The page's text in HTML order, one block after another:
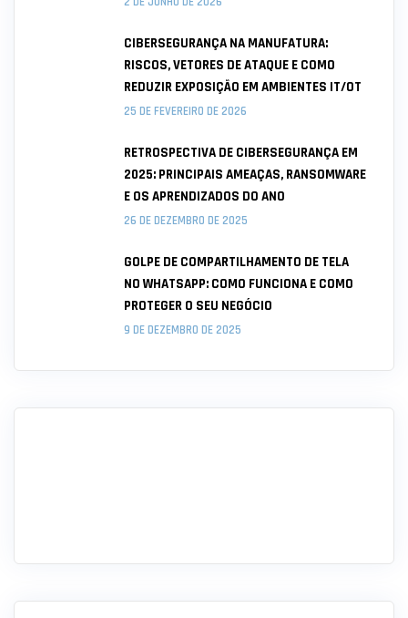
CIBERSEGURANÇA NA MANUFATURA:
RISCOS, VETORES DE ATAQUE E COMO
REDUZIR EXPOSIÇÃO EM AMBIENTES IT/OT
25 DE FEVEREIRO DE 2026
RETROSPECTIVA DE CIBERSEGURANÇA EM
2025: PRINCIPAIS AMEAÇAS, RANSOMWARE
E OS APRENDIZADOS DO ANO
26 DE DEZEMBRO DE 2025
GOLPE DE COMPARTILHAMENTO DE TELA
NO WHATSAPP: COMO FUNCIONA E COMO
PROTEGER O SEU NEGÓCIO
9 DE DEZEMBRO DE 2025